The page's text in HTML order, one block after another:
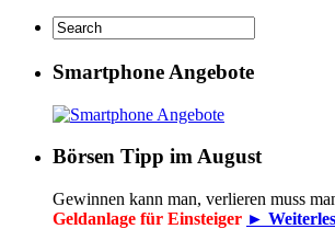
Smartphone Angebote
Börsen Tipp im August
Gewinnen kann man, verlieren muss
Geldanlage für Einsteiger ►